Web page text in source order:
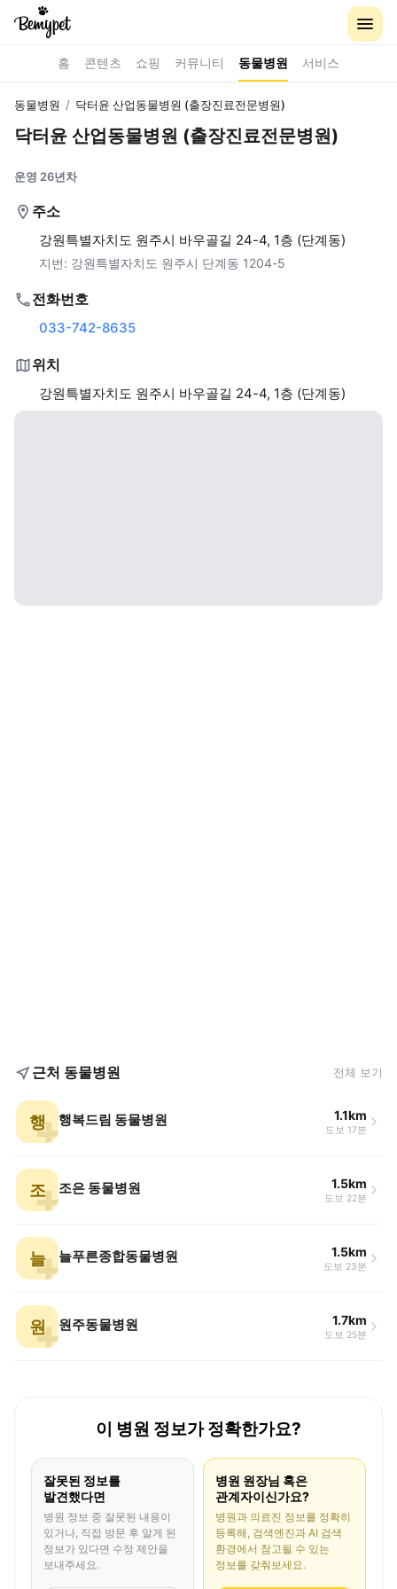
홈 콘텐츠 쇼핑 커뮤니티 동물병원 서비스
동물병원 / 닥터윤 산업동물병원 (출장진료전문병원)
닥터윤 산업동물병원 (출장진료전문병원)
운영 26년차
주소
강원특별자치도 원주시 바우골길 24-4, 1층 (단계동)
지번: 강원특별자치도 원주시 단계동 1204-5
전화번호
033-742-8635
위치
강원특별자치도 원주시 바우골길 24-4, 1층 (단계동)
근처 동물병원 전체 보기
행 행복드림 동물병원 1.1km
도보 17분
조 조은 동물병원 1.5km
도보 22분
늘 늘푸른종합동물병원 1.5km
도보 23분
원 원주동물병원 1.7km
도보 25분
이 병원 정보가 정확한가요?
잘못된 정보를
발견했다면
병원 정보 중 잘못된 내용이
있거나, 직접 방문 후 알게 된
정보가 있다면 수정 제안을
보내주세요.
병원 원장님 혹은
관계자이신가요?
병원과 의료진 정보를 정확히
등록해, 검색엔진과 AI 검색
환경에서 참고될 수 있는
정보를 갖춰보세요.